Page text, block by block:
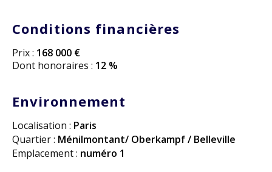
Conditions financières
Prix : 168 000 €
Dont honoraires : 12 %
Environnement
Localisation : Paris
Quartier : Ménilmontant/ Oberkampf / Belleville
Emplacement : numéro 1